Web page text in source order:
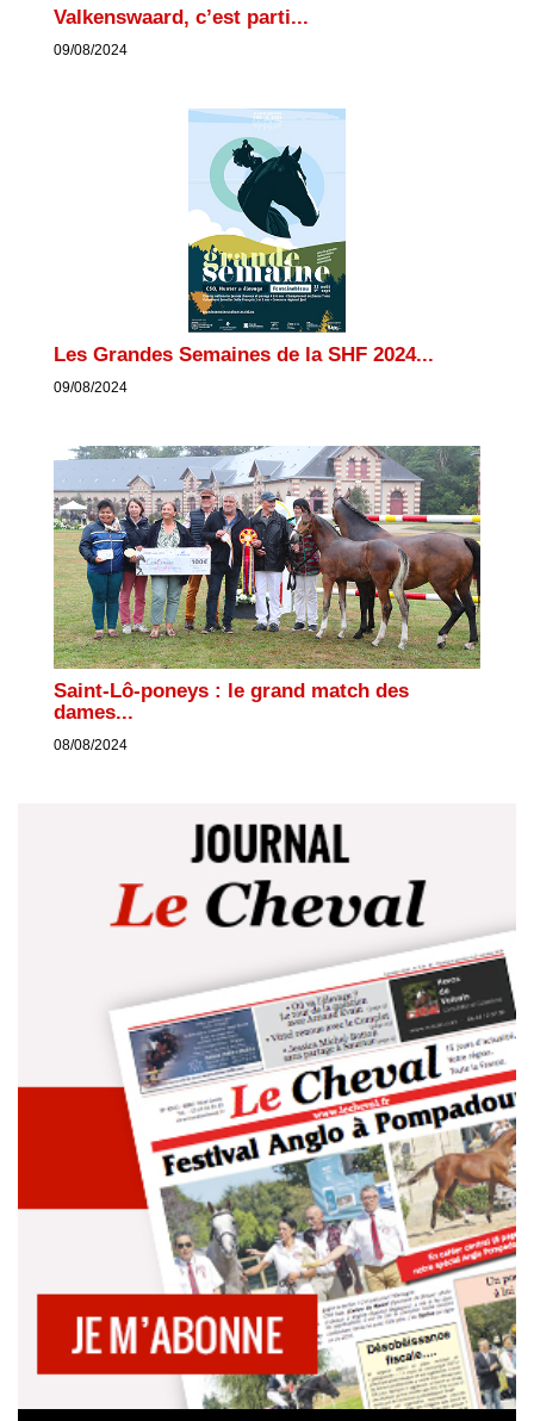
Valkenswaard, c’est parti...
09/08/2024
Les Grandes Semaines de la SHF 2024...
09/08/2024
Saint-Lô-poneys : le grand match des
dames...
08/08/2024